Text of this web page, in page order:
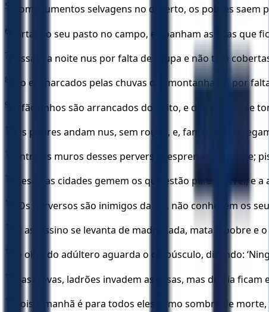
5 “Como jumentos selvagens no deserto, os pobres
6 Cortam o seu pasto no campo, e apanham as uvas que
7 Passam a noite nus por falta de roupa e não têm
8 São encharcados pelas chuvas das montanhas e, por
9 Orfãozinhos são arrancados do peito, e dos pobres se
10 Os pobres andam nus, sem roupa, e, famintos,
11 Entre os muros desses perversos espremem o azeite;
12 Desde as cidades gemem os que estão para morrer, e
13 “Os perversos são inimigos da luz, não conhecem os
14 O assassino se levanta de madrugada, mata o pobre e
15 O olho do adúltero aguarda o crepúsculo, dizendo:
16 Nas trevas, ladrões invadem as casas, mas de dia
17 Pois a manhã é para todos eles como sombra de